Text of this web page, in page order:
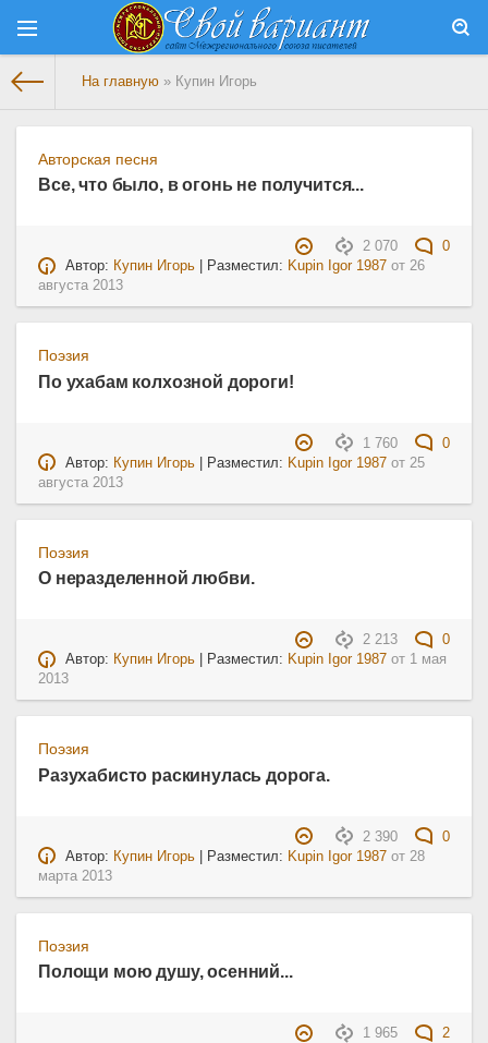
На главную » Купин Игорь
Авторская песня
Все, что было, в огонь не получится...
2 070
0
Автор: Купин Игорь | Разместил: Kupin Igor 1987 от26
августа 2013
Поэзия
По ухабам колхозной дороги!
1 760
0
Автор: Купин Игорь | Разместил: Kupin Igor 1987 от25
августа 2013
Поэзия
О неразделенной любви.
2 213
0
Автор: Купин Игорь | Разместил: Kupin Igor 1987 от 1 мая
2013
Поэзия
Разухабисто раскинулась дорога.
2 390
0
Автор: Купин Игорь | Разместил: Kupin Igor 1987 от 28
марта 2013
Поэзия
Полощи мою душу, осенний...
1 965
2